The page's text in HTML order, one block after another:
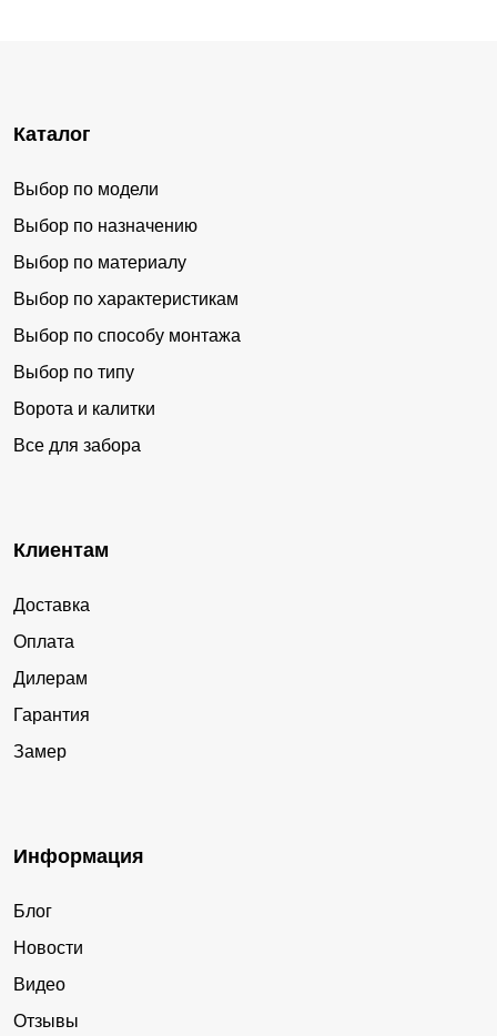
Каталог
Выбор по модели
Выбор по назначению
Выбор по материалу
Выбор по характеристикам
Выбор по способу монтажа
Выбор по типу
Ворота и калитки
Все для забора
Клиентам
Доставка
Оплата
Дилерам
Гарантия
Замер
Информация
Блог
Новости
Видео
Отзывы